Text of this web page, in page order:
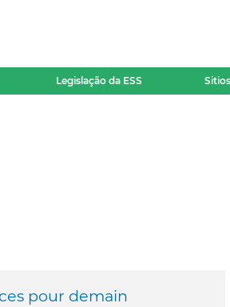
Legislação da ESS
pour demain